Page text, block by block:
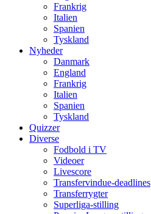
Frankrig
Italien
Spanien
Tyskland
Nyheder
Danmark
England
Frankrig
Italien
Spanien
Tyskland
Quizzer
Diverse
Fodbold i TV
Videoer
Livescore
Transfervindue-deadlines
Transferrygter
Superliga-stilling